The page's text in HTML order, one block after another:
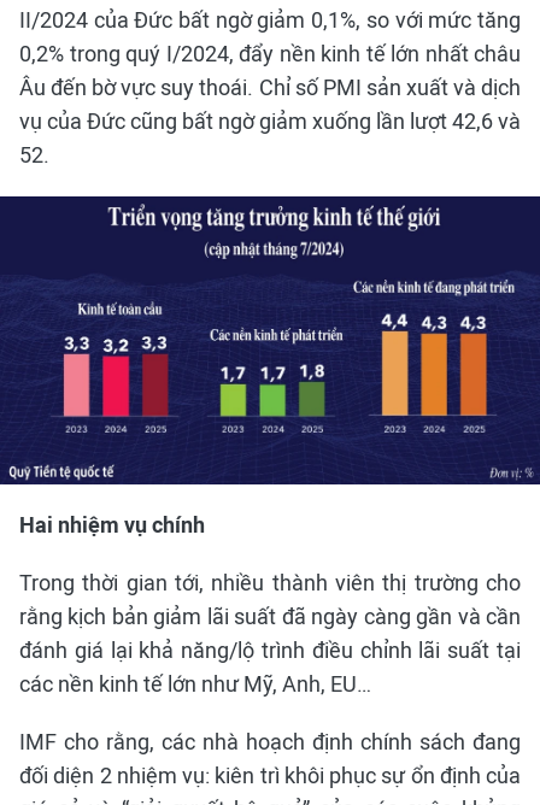
II/2024 của Đức bất ngờ giảm 0,1%, so với mức tăng
0,2% trong quý I/2024, đẩy nền kinh tế lớn nhất châu
Âu đến bờ vực suy thoái. Chỉ số PMI sản xuất và dịch
vụ của Đức cũng bất ngờ giảm xuống lần lượt 42,6 và
52.
Hai nhiệm vụ chính
Trong thời gian tới, nhiều thành viên thị trường cho
rằng kịch bản giảm lãi suất đã ngày càng gần và cần
đánh giá lại khả năng/lộ trình điều chỉnh lãi suất tại
các nền kinh tế lớn như Mỹ, Anh, EU…
IMF cho rằng, các nhà hoạch định chính sách đang
đối diện 2 nhiệm vụ: kiên trì khôi phục sự ổn định của